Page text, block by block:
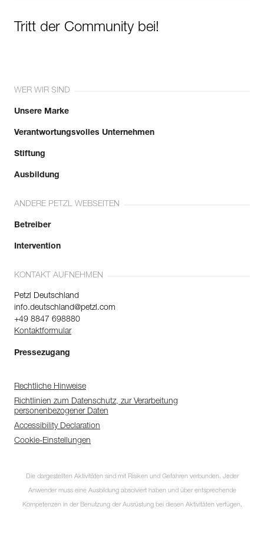
Tritt der Community bei!
WER WIR SIND
Unsere Marke
Verantwortungsvolles Unternehmen
Stiftung
Ausbildung
ANDERE PETZL WEBSEITEN
Betreiber
Intervention
KONTAKT AUFNEHMEN
Petzl Deutschland
info.deutschland@petzl.com
+49 8847 698880
Kontaktformular
Pressezugang
Rechtliche Hinweise
Richtlinien zum Datenschutz, zur Verarbeitung
personenbezogener Daten
Accessibility Declaration
Cookie-Einstellungen
Die dargestellten Aktivitäten sind mit Risiken und Gefahren verbunden. Jeder
Anwender muss eine Ausbildung absolviert haben und über entsprechende
Kompetenzen in der Benutzung der Ausrüstung bei diesen Aktivitäten verfügen.